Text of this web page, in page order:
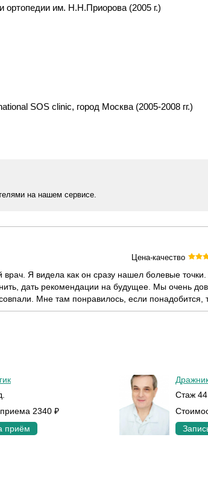
ортопедии им. Н.Н.Приорова (2005 г.)
SOS clinic, город Москва (2005-2008 гг.)
на нашем сервисе.
Цена-качество
Я видела как он сразу нашел болевые
дать рекомендации на будущее. Мы очень
Мне там понравилось, если понадобится,
2340 ₽
приём
Стаж 44